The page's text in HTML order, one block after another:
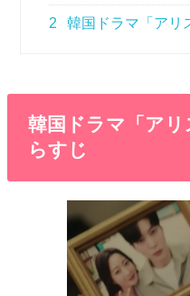
2 韓国ドラマ「アリ
韓国ドラマ「ア
らすじ